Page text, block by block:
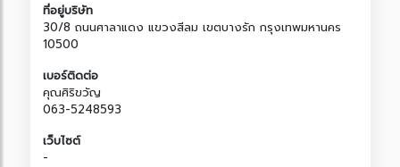
ที่อยู่บริษัท
30/8 ถนนศาลาแดง แขวงสีลม เขตบางรัก กรุงเทพมหานคร
10500
เบอร์ติดต่อ
คุณศิริขวัญ
063-5248593
เว็บไซต์
-